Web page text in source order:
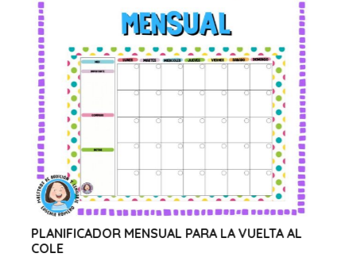
MENSUAL PARA LA VUELTA AL
WEBINAR